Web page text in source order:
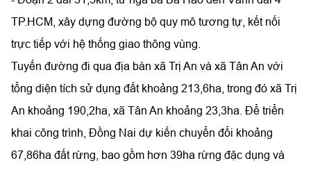
TP.HCM, xây dựng đường bộ quy mô tương tự, kết nối
trực tiếp với hệ thống giao thông vùng.
Tuyến đường đi qua địa bàn xã Trị An và xã Tân An với
tổng diện tích sử dụng đất khoảng 213,6ha, trong đó xã Trị
An khoảng 190,2ha, xã Tân An khoảng 23,3ha. Để triển
khai công trình, Đồng Nai dự kiến chuyển đổi khoảng
67,86ha đất rừng, bao gồm hơn 39ha rừng đặc dụng và